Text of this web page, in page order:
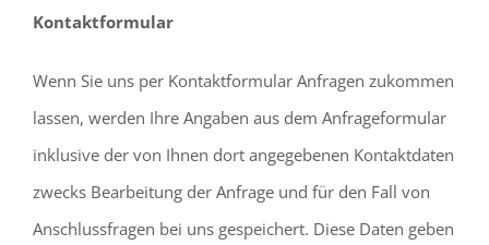
Kontaktformular
Wenn Sie uns per Kontaktformular Anfragen zukommen
lassen, werden Ihre Angaben aus dem Anfrageformular
inklusive der von Ihnen dort angegebenen Kontaktdaten
zwecks Bearbeitung der Anfrage und für den Fall von
Anschlussfragen bei uns gespeichert. Diese Daten geben